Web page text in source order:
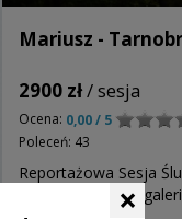
Mariusz -
2900 zł/ sesja
Ocena: 0,00 / 5
Poleceń: 43
Reportażowa Sesja
obejrzenia mojej
×